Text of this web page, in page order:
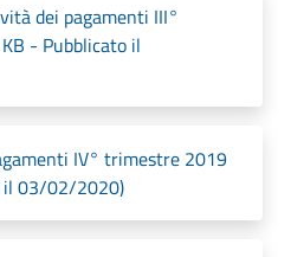
dei pagamenti III°
- Pubblicato il
IV° trimestre 2019
il 03/02/2020)